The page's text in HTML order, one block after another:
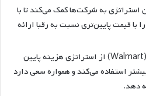
استراتژی به شرکت‌ها کمک می‌کند تا با
قیمت پایین‌تری نسبت به رقبا ارائه
: شرکت والمارت (Walmart) از استراتژی هزینه پایین
استفاده می‌کند و همواره سعی دارد
دهد.